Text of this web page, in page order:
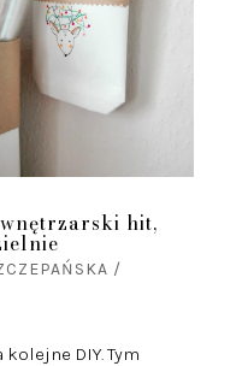
hit,
/
DIY. Tym